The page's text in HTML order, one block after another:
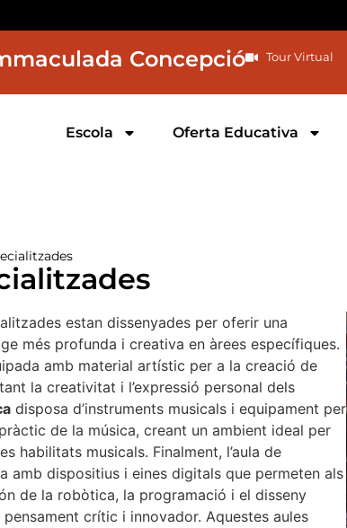
Concepció Tour Virtual
Escola Oferta Educativa
estan dissenyades per oferir una
més profunda i creativa en àrees específiques.
amb material artístic per a la creació de
la creativitat i l’expressió personal dels
disposa d’instruments musicals i equipament per
de la música, creant un ambient ideal per
habilitats musicals. Finalment, l’aula de
amb dispositius i eines digitals que permeten als
de la robòtica, la programació i el disseny
crític i innovador. Aquestes aules